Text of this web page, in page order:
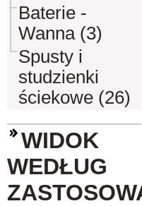
Baterie -
Wanna (3)
Spusty i
studzienki
ściekowe (26)
WIDOK
WEDŁUG